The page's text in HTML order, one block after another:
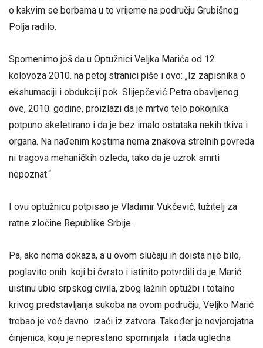
o kakvim se borbama u to vrijeme na području Grubišnog
Polja radilo.
Spomenimo još da u Optužnici Veljka Marića od 12.
kolovoza 2010. na petoj stranici piše i ovo: „Iz zapisnika o
ekshumaciji i obdukciji pok. Slijepčević Petra obavljenog
ove, 2010. godine, proizlazi da je mrtvo telo pokojnika
potpuno skeletirano i da je bez imalo ostataka nekih tkiva i
organa. Na nađenim kostima nema znakova strelnih povreda
ni tragova mehaničkih ozleda, tako da je uzrok smrti
nepoznat.“
I ovu optužnicu potpisao je Vladimir Vukčević, tužitelj za
ratne zločine Republike Srbije.
Pa, ako nema dokaza, a u ovom slučaju ih doista nije bilo,
poglavito onih koji bi čvrsto i istinito potvrdili da je Marić
uistinu ubio srpskog civila, zbog lažnih optužbi i totalno
krivog predstavljanja sukoba na ovom području, Veljko Marić
trebao je već davno izaći iz zatvora. Također je nevjerojatna
činjenica, koju je neprestano spominjala i tada ugledna